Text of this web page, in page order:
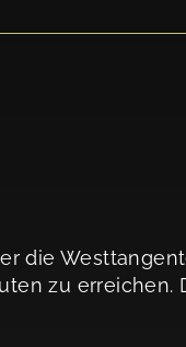
die
zu erreichen.